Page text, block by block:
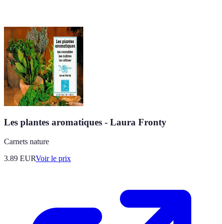
Les plantes aromatiques - Laura Fronty
Carnets nature
3.89 EURVoir le prix